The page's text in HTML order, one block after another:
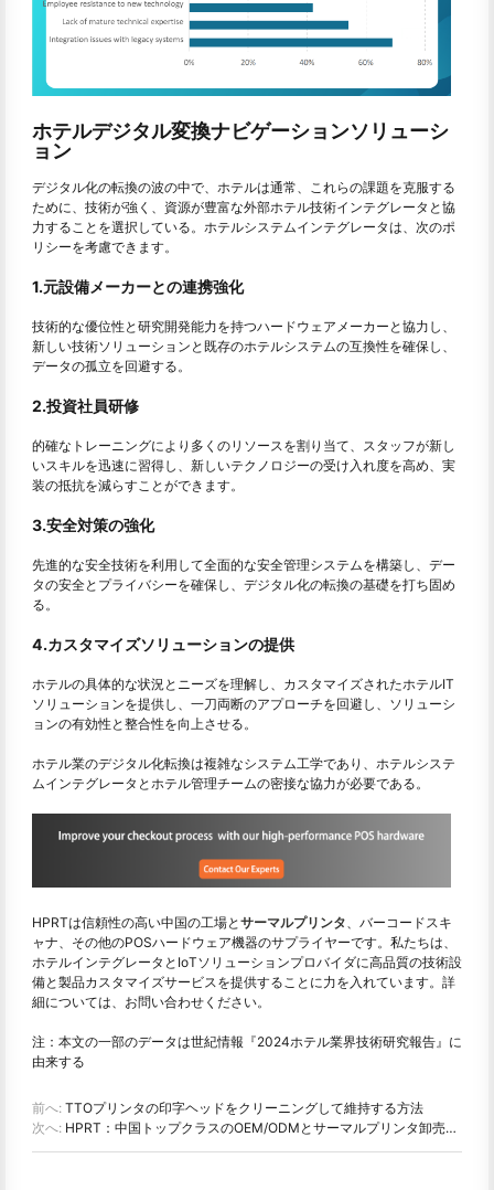
ホテルデジタル変換ナビゲーションソリューシ
ョン
デジタル化の転換の波の中で、ホテルは通常、これらの課題を克服する
ために、技術が強く、資源が豊富な外部ホテル技術インテグレータと協
力することを選択している。ホテルシステムインテグレータは、次のポ
リシーを考慮できます。
1.元設備メーカーとの連携強化
技術的な優位性と研究開発能力を持つハードウェアメーカーと協力し、
新しい技術ソリューションと既存のホテルシステムの互換性を確保し、
データの孤立を回避する。
2.投資社員研修
的確なトレーニングにより多くのリソースを割り当て、スタッフが新し
いスキルを迅速に習得し、新しいテクノロジーの受け入れ度を高め、実
装の抵抗を減らすことができます。
3.安全対策の強化
先進的な安全技術を利用して全面的な安全管理システムを構築し、デー
タの安全とプライバシーを確保し、デジタル化の転換の基礎を打ち固め
る。
4.カスタマイズソリューションの提供
ホテルの具体的な状況とニーズを理解し、カスタマイズされたホテルIT
ソリューションを提供し、一刀両断のアプローチを回避し、ソリューシ
ョンの有効性と整合性を向上させる。
ホテル業のデジタル化転換は複雑なシステム工学であり、ホテルシステ
ムインテグレータとホテル管理チームの密接な協力が必要である。
HPRTは信頼性の高い中国の工場と サーマルプリンタ、バーコードスキ
ャナ、その他のPOSハードウェア機器のサプライヤーです。私たちは、
ホテルインテグレータとIoTソリューションプロバイダに高品質の技術設
備と製品カスタマイズサービスを提供することに力を入れています。詳
細については、お問い合わせください。
注：本文の一部のデータは世紀情報『2024ホテル業界技術研究報告』に
由来する
前へ: TTOプリンタの印字ヘッドをクリーニングして維持する方法
次へ: HPRT：中国トップクラスのOEM/ODMとサーマルプリンタ卸売メーカー